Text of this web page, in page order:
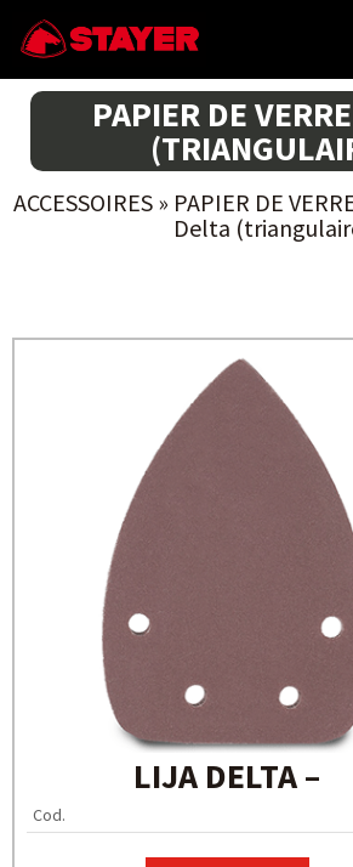
PAPIER DE
ACCESSOIRES » PAPIER DE
Delta
LIJA DELTA –
Cod.